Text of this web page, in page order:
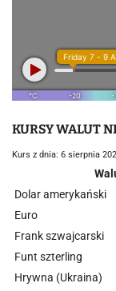
KURSY WALUT
Kurs z dnia: 6 sierpnia
Dolar amerykański
Euro
Frank szwajcarski
Funt szterling
Hrywna (Ukraina)